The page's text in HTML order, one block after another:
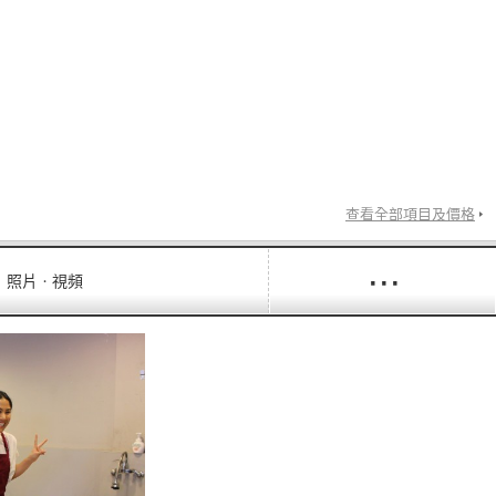
查看全部項目及價格
照片ㆍ視頻 ···